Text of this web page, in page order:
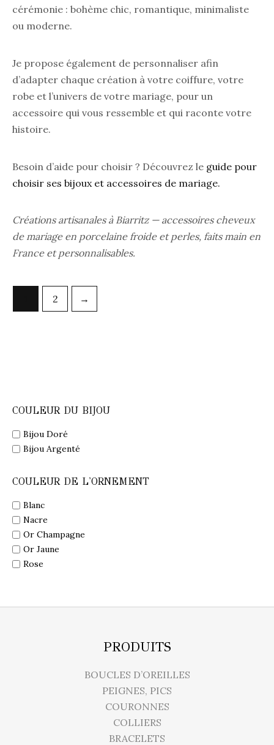
COULEUR DU BIJOU
Bijou Doré
Bijou Argenté
COULEUR DE L'ORNEMENT
Blanc
Nacre
Or Champagne
Or Jaune
Rose
cérémonie : bohème chic, romantique, minimaliste
ou moderne.
Je propose également de personnaliser afin
d’adapter chaque création à votre coiffure, votre
robe et l’univers de votre mariage, pour un
accessoire qui vous ressemble et qui raconte votre
histoire.
Besoin d’aide pour choisir ? Découvrez le guide pour
choisir ses bijoux et accessoires de mariage.
Créations artisanales à Biarritz — accessoires cheveux
de mariage en porcelaine froide et perles, faits main en
France et personnalisables.
2 →
PRODUITS
BOUCLES D’OREILLES
PEIGNES, PICS
COURONNES
COLLIERS
BRACELETS